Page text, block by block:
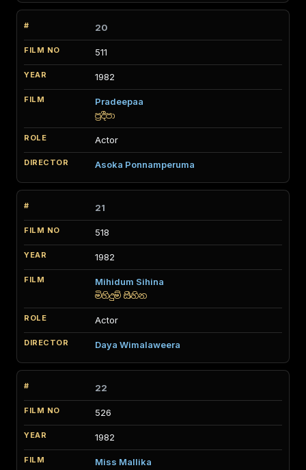
20
511
1982
Pradeepaa
ප්‍රදීපා
Actor
Asoka Ponnamperuma
21
518
1982
Mihidum Sihina
මිහිදුම් සිහින
Actor
Daya Wimalaweera
22
526
1982
Miss Mallika